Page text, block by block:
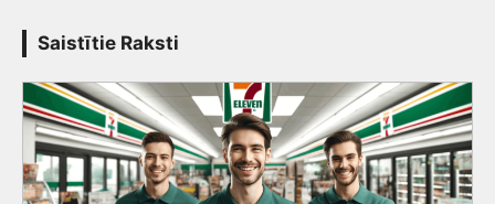
Saistītie Raksti